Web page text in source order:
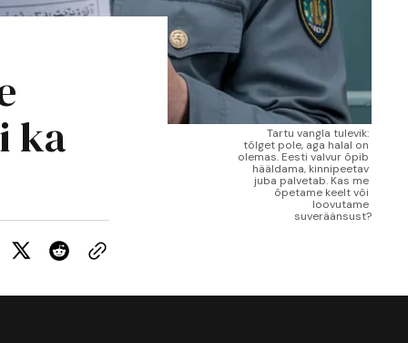
Tartu vangla tulevik:
tõlget pole, aga halal on
olemas. Eesti valvur õpib
hääldama, kinnipeetav
juba palvetab. Kas me
õpetame keelt või
loovutame
suveräänsust?
ka